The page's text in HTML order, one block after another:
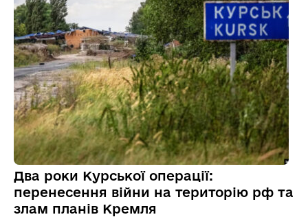
Два роки Курської операції:
перенесення війни на територію рф та
злам планів Кремля